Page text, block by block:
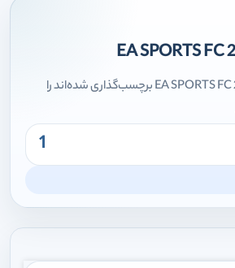
محصولاتی که با تگ EA SPORTS FC 24 برچسب‌گذاری شده‌اند را
1